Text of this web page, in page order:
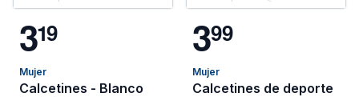
319
Mujer
Calcetines - Blanco
399
Mujer
Calcetines de deporte